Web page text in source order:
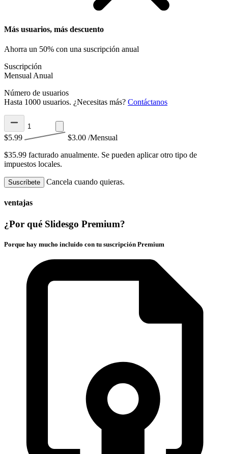
Más usuarios, más descuento
Ahorra un 50% con una suscripción anual
Suscripción
Mensual Anual
Número de usuarios
Hasta 1000 usuarios. ¿Necesitas más? Contáctanos
$5.99 $3.00 /Mensual
$35.99 facturado anualmente. Se pueden aplicar otro tipo de
impuestos locales.
Suscríbete Cancela cuando quieras.
ventajas
¿Por qué Slidesgo Premium?
Porque hay mucho incluido con tu suscripción Premium